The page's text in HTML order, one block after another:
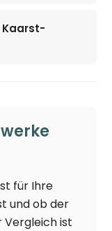
Kaarst-
für Ihre
und ob der
Vergleich ist